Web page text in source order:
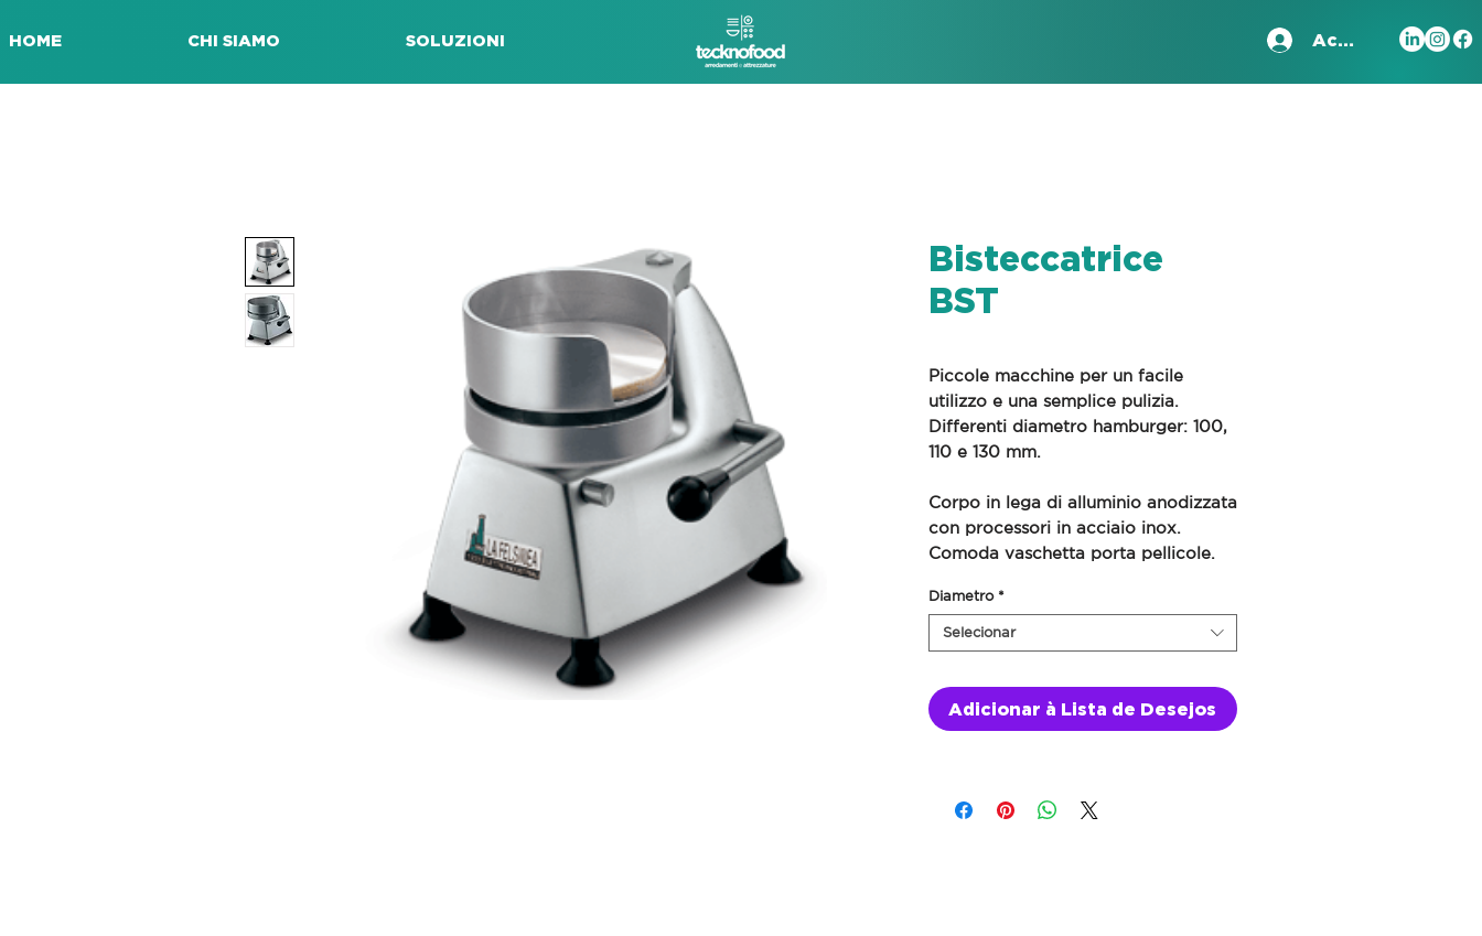
HOME CHI SIAMO SOLUZIONI Accedi
Bisteccatrice
BST
Piccole macchine per un facile
utilizzo e una semplice pulizia.
Differenti diametro hamburger: 100,
110 e 130 mm.
Corpo in lega di alluminio anodizzata
con processori in acciaio inox.
Comoda vaschetta porta pellicole.
Diametro *
Selecionar
Adicionar à Lista de Desejos